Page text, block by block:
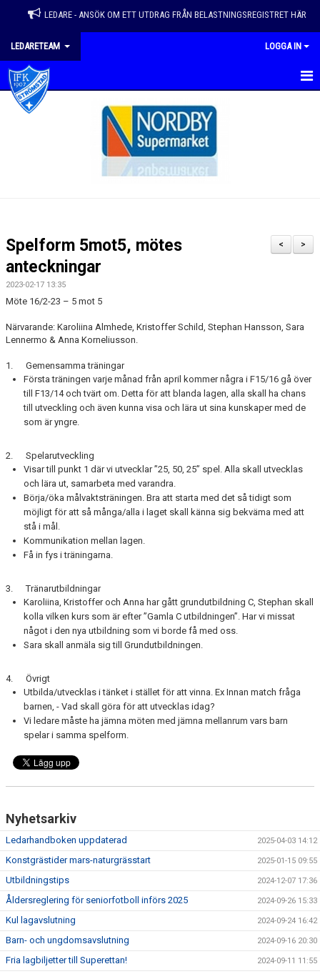
LEDARE - ANSÖK OM ETT UTDRAG FRÅN BELASTNINGSREGISTRET HÄR
LEDARETEAM LOGGA IN
HEM
DOKUMENT
UNGA LEDARE
>
<
Spelform 5mot5, mötes
anteckningar
2023-02-17 13:35
Möte 16/2-23 – 5 mot 5
Närvarande: Karoliina Almhede, Kristoffer Schild, Stephan Hansson, Sara
Lennermo & Anna Korneliusson.
1. Gemensamma träningar
Första träningen varje månad från april kommer några i F15/16 gå över
till F13/14 och tvärt om. Detta för att blanda lagen, alla skall ha chans
till utveckling och även kunna visa och lära ut sina kunskaper med de
som är yngre.
2. Spelarutveckling
Visar till punkt 1 där vi utvecklar ”25, 50, 25” spel. Alla skall utvecklas
och lära ut, samarbeta med varandra.
Börja/öka målvaktsträningen. Bra att starta med det så tidigt som
möjligt för att så många/alla i laget skall känna sig bekväma med att
stå i mål.
Kommunikation mellan lagen.
Få in fys i träningarna.
3. Tränarutbildningar
Karoliina, Kristoffer och Anna har gått grundutbildning C, Stephan skall
kolla vilken kurs som är efter ”Gamla C utbildningen”. Har vi missat
något i den nya utbildning som vi borde få med oss.
Sara skall anmäla sig till Grundutbildningen.
4. Övrigt
Utbilda/utvecklas i tänket i stället för att vinna. Ex Innan match fråga
barnen, - Vad skall göra för att utvecklas idag?
Vi ledare måste ha jämna möten med jämna mellanrum vars barn
spelar i samma spelform.
Nyhetsarkiv
Ledarhandboken uppdaterad 2025-04-03 14:12
Konstgrästider mars-naturgrässtart 2025-01-15 09:55
Utbildningstips 2024-12-07 17:36
Åldersreglering för seniorfotboll införs 2025 2024-09-26 15:33
Kul lagavslutning 2024-09-24 16:42
Barn- och ungdomsavslutning 2024-09-16 20:30
Fria lagbiljetter till Superettan! 2024-09-11 11:55